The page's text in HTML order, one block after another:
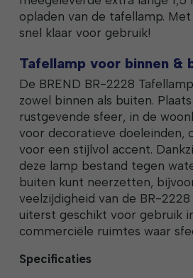
opladen van de tafellamp.
snel klaar voor gebruik!
Tafellamp voor binnen &
De BREND BR-2228
zowel binnen als buiten.
rustgevende sfeer, in de
voor decoratieve doeleinden,
voor een stijlvol accent.
deze lamp bestand tegen
buiten kunt neerzetten,
veelzijdigheid van de BR-
uiterst geschikt voor gebruik
commerciële ruimtes waar
Specificaties